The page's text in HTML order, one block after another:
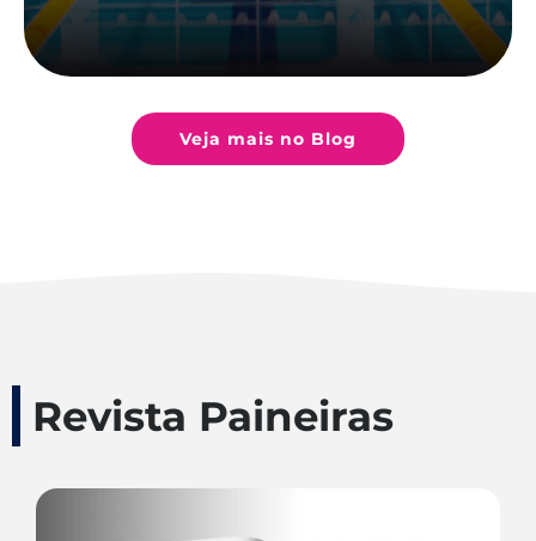
Veja mais no Blog
Revista Paineiras